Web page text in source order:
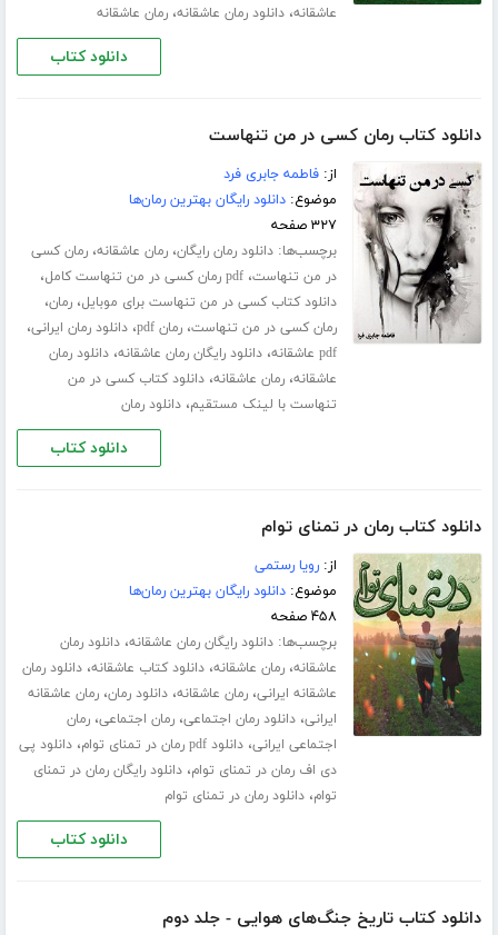
عاشقانه،دانلود رمان عاشقانه،رمان عاشقانه
دانلود کتاب
دانلود کتاب رمان کسی در من تنهاست
از:فاطمه جابری فرد
موضوع:دانلود رایگان بهترین رمان‌ها
۳۲۷ صفحه
برچسب‌ها:دانلود رمان رایگان،رمان عاشقانه،رمان کسی
در من تنهاست،pdf رمان کسی در من تنهاست کامل ،
دانلود کتاب کسی در من تنهاست برای موبایل،رمان،
رمان کسی در من تنهاست،رمان pdf ،دانلود رمان ایرانی،
pdf عاشقانه ،دانلود رایگان رمان عاشقانه،دانلود رمان
عاشقانه،رمان عاشقانه،دانلود کتاب کسی در من
تنهاست با لینک مستقیم،دانلود رمان
دانلود کتاب
دانلود کتاب رمان در تمنای توام
از:رویا رستمی
موضوع:دانلود رایگان بهترین رمان‌ها
۴۵۸ صفحه
برچسب‌ها:دانلود رایگان رمان عاشقانه،دانلود رمان
عاشقانه،رمان عاشقانه،دانلود کتاب عاشقانه،دانلود رمان
عاشقانه ایرانی،رمان عاشقانه،دانلود رمان،رمان عاشقانه
ایرانی،دانلود رمان اجتماعی،رمان اجتماعی،رمان
اجتماعی ایرانی،دانلود pdf رمان در تمنای توام ،دانلود پی
دی اف رمان در تمنای توام،دانلود رایگان رمان در تمنای
توام،دانلود رمان در تمنای توام
دانلود کتاب
دانلود کتاب تاریخ جنگ‌های هوایی - جلد دوم